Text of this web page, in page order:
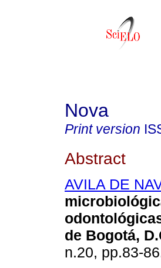
Nova
Print version
Abstract
AVILA DE
de Bogotá,
n.20, pp.83-